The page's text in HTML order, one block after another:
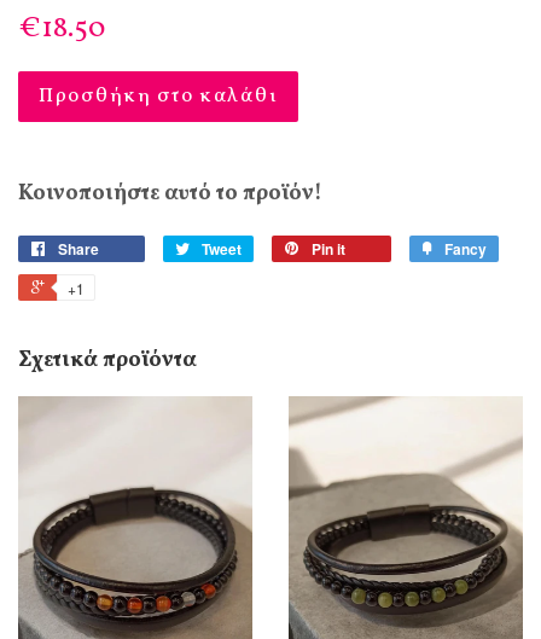
€18.50
Προσθήκη στο καλάθι
Κοινοποιήστε αυτό το προϊόν!
Share Tweet Pin it Fancy
+1
Σχετικά προϊόντα